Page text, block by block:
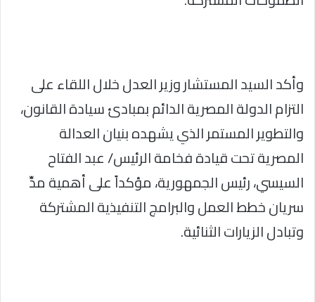
وأكد السيد المستشار وزير العدل خلال اللقاء على
التزام الدولة المصرية الدائم بمبادئ سيادة القانون،
والتطوير المستمر الذي يشهده بنيان العدالة
المصرية تحت قيادة فخامة الرئيس/ عبد الفتاح
السيسي، رئيس الجمهورية، مؤكداً على أهمية مدِّ
سريان خطط العمل والبرامج التنفيذية المشتركة
وتبادل الزيارات الثنائية.